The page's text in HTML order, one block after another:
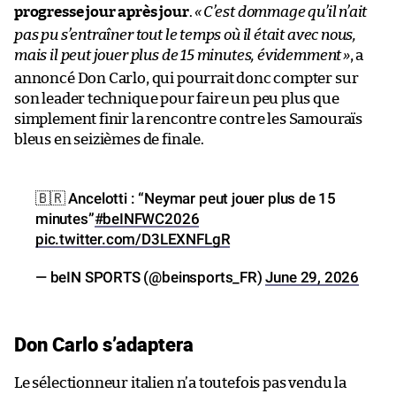
progresse jour après jour.«C’est dommage qu’il n’ait
pas pu s’entraîner tout le temps où il était avec nous,
mais il peut jouer plus de 15 minutes, évidemment», a
annoncé Don Carlo, qui pourrait donc compter sur
son leader technique pour faire un peu plus que
simplement finir la rencontre contre les Samouraïs
bleus en seizièmes de finale.
🇧🇷 Ancelotti : “Neymar peut jouer plus de 15
minutes”#beINFWC2026
pic.twitter.com/D3LEXNFLgR
— beIN SPORTS (@beinsports_FR)June 29, 2026
Don Carlo s’adaptera
Le sélectionneur italien n’a toutefois pas vendu la